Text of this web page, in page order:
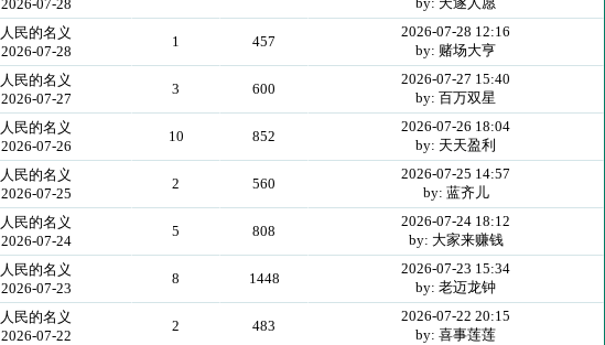
2026-07-28
人民的名义
2026-07-28
1 457
2026-07-28 12:16
by: 赌场大亨
人民的名义
2026-07-27
3 600
2026-07-27 15:40
by: 百万双星
人民的名义
2026-07-26
10 852
2026-07-26 18:04
by: 天天盈利
人民的名义
2026-07-25
2 560
2026-07-25 14:57
by: 蓝齐儿
人民的名义
2026-07-24
5 808
2026-07-24 18:12
by: 大家来赚钱
人民的名义
2026-07-23
8 1448
2026-07-23 15:34
by: 老迈龙钟
人民的名义
2026-07-22
2 483
2026-07-22 20:15
by: 喜事莲莲